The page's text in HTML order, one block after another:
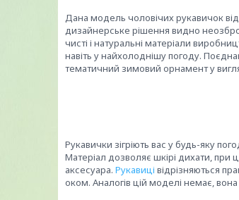
Дана модель чоловічих рукавичок
дизайнерське рішення видно
чисті і натуральні матеріали
навіть у найхолоднішу погоду.
тематичний зимовий орнамент у
Рукавички зігріють вас у будь-яку
Матеріал дозволяє шкірі дихати, при
аксесуара. Рукавиці відрізняються
оком. Аналогів цій моделі немає,